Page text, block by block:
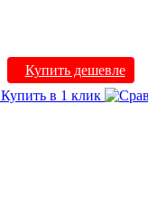
Купить дешевле
Купить в 1 клик